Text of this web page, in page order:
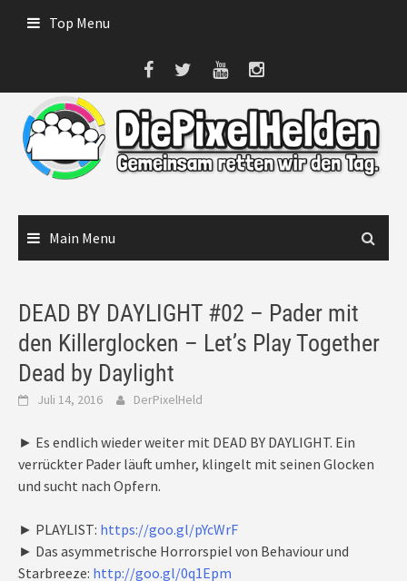
Top Menu
Main Menu
DEAD BY DAYLIGHT #02 – Pader mit
den Killerglocken – Let’s Play Together
Dead by Daylight
Juli 14, 2016 DerPixelHeld
► Es endlich wieder weiter mit DEAD BY DAYLIGHT. Ein
verrückter Pader läuft umher, klingelt mit seinen Glocken
und sucht nach Opfern.
► PLAYLIST: https://goo.gl/pYcWrF
► Das asymmetrische Horrorspiel von Behaviour und
Starbreeze: http://goo.gl/0q1Epm